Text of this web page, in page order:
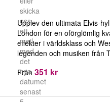
skicka
oss
ett
mejl
med
det
nya
datumet
senast
Upplev den ultimata Elvis-
London för en oförglömlig
effekter i världsklass och
legenden och musiken från
Från 351 kr